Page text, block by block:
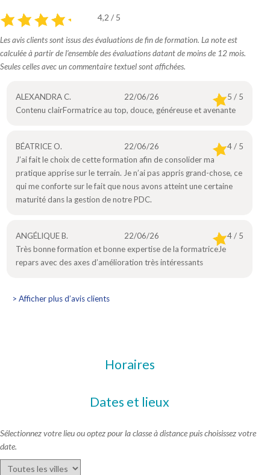
4,2 / 5
Les avis clients sont issus des évaluations de fin de formation. La note est
calculée à partir de l’ensemble des évaluations datant de moins de 12 mois.
Seules celles avec un commentaire textuel sont affichées.
ALEXANDRA C. 22/06/26
5 / 5
Contenu clairFormatrice au top, douce, généreuse et avenante
BÉATRICE O. 22/06/26
4 / 5
J’ai fait le choix de cette formation afin de consolider ma
pratique apprise sur le terrain. Je n’ai pas appris grand-chose, ce
qui me conforte sur le fait que nous avons atteint une certaine
maturité dans la gestion de notre PDC.
ANGÉLIQUE B. 22/06/26
4 / 5
Très bonne formation et bonne expertise de la formatriceJe
repars avec des axes d’amélioration très intéressants
> Afficher plus d’avis clients
Horaires
Dates et lieux
Sélectionnez votre lieu ou optez pour la classe à distance puis choisissez votre
date.